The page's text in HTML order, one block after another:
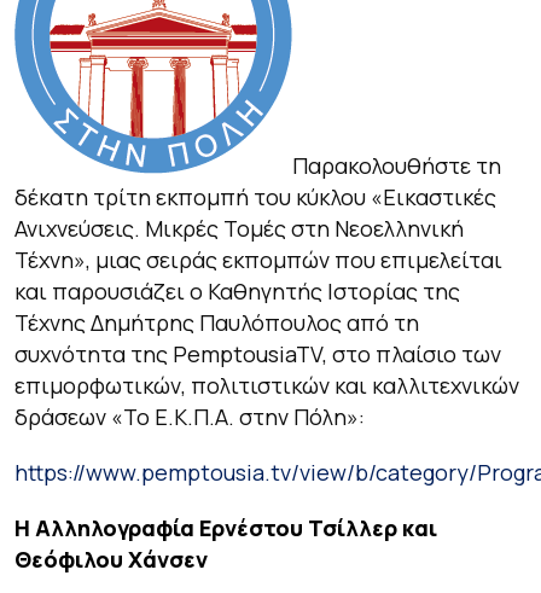
Παρακολουθήστε τη
δέκατη τρίτη εκπομπή του κύκλου «Εικαστικές
Ανιχνεύσεις. Μικρές Τομές στη Νεοελληνική
Τέχνη», μιας σειράς εκπομπών που επιμελείται
και παρουσιάζει ο Καθηγητής Ιστορίας της
Τέχνης Δημήτρης Παυλόπουλος από τη
συχνότητα της PemptousiaTV, στο πλαίσιο των
επιμορφωτικών, πολιτιστικών και καλλιτεχνικών
δράσεων «Το Ε.Κ.Π.Α. στην Πόλη»:
https://www.pemptousia.tv/view/b/category/
Η Αλληλογραφία Ερνέστου Τσίλλερ και
Θεόφιλου Χάνσεν